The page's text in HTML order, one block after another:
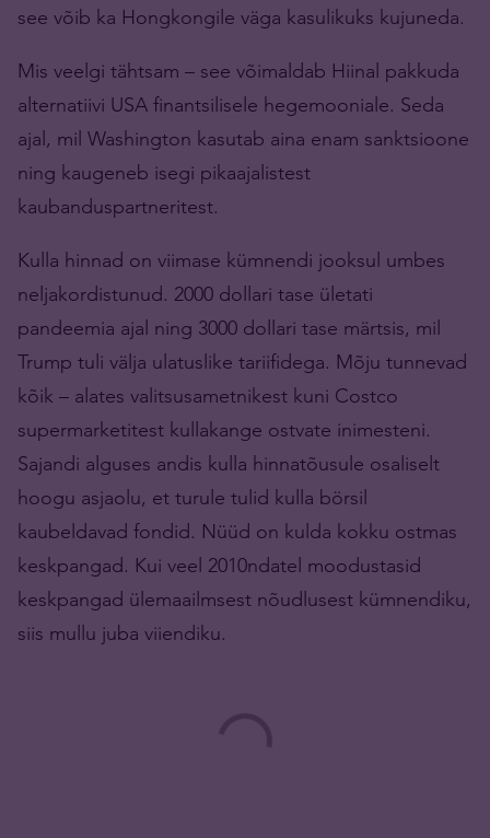
see võib ka Hongkongile väga kasulikuks kujuneda.
Mis veelgi tähtsam – see võimaldab Hiinal pakkuda
alternatiivi USA finantsilisele hegemooniale. Seda
ajal, mil Washington kasutab aina enam sanktsioone
ning kaugeneb isegi pikaajalistest
kaubanduspartneritest.
Kulla hinnad on viimase kümnendi jooksul umbes
neljakordistunud. 2000 dollari tase ületati
pandeemia ajal ning 3000 dollari tase märtsis, mil
Trump tuli välja ulatuslike tariifidega. Mõju tunnevad
kõik – alates valitsusametnikest kuni Costco
supermarketitest kullakange ostvate inimesteni.
Sajandi alguses andis kulla hinnatõusule osaliselt
hoogu asjaolu, et turule tulid kulla börsil
kaubeldavad fondid. Nüüd on kulda kokku ostmas
keskpangad. Kui veel 2010ndatel moodustasid
keskpangad ülemaailmsest nõudlusest kümnendiku,
siis mullu juba viiendiku.